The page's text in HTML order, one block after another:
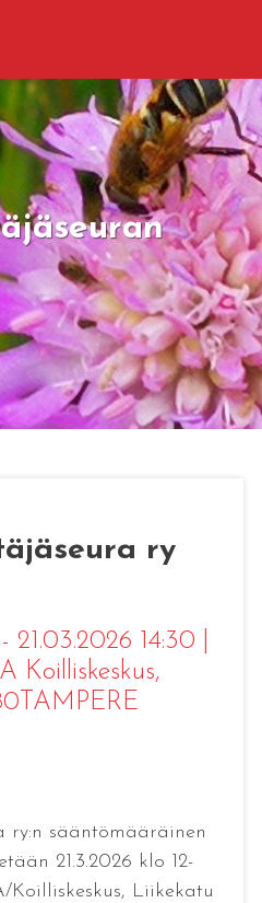
ry
21.03.2026 14:30
Koilliskeskus,
ry:n sääntömääräinen
21.3.2026 klo 12-
Koilliskeskus, Liikekatu